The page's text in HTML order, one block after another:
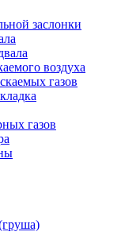
заслонки
воздуха
газов
газов